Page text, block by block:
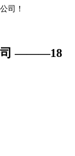
司！
———18